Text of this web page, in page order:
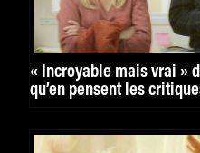
« Incroyable mais vrai »
qu’en pensent les